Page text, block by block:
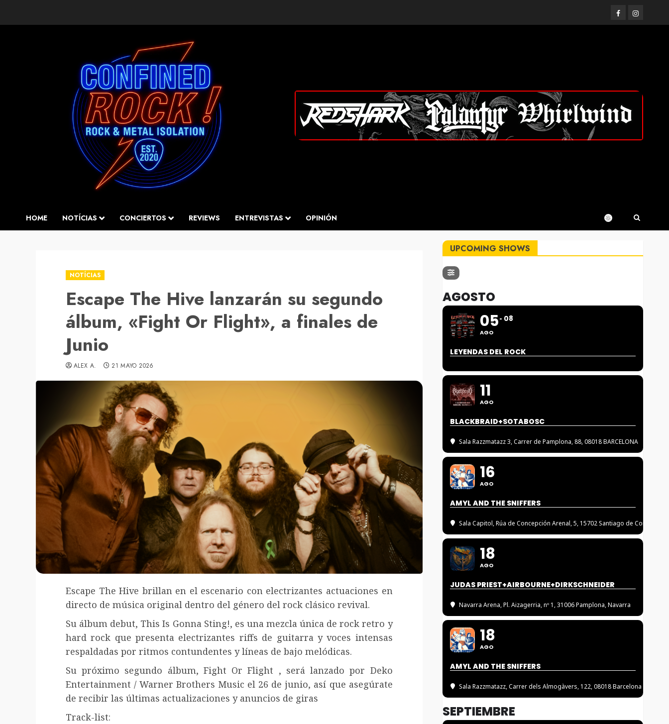
FacebookInstagram
HOME NOTÍCIAS CONCIERTOS REVIEWS ENTREVISTAS OPINIÓN
NOTÍCIAS
Escape The Hive lanzarán su segundo
álbum, «Fight Or Flight», a finales de
Junio
ALEX A. 21 MAYO 2026
Escape The Hive brillan en el escenario con electrizantes actuaciones en
directo de música original dentro del género del rock clásico revival.
Su álbum debut, This Is Gonna Sting!, es una mezcla única de rock retro y
hard rock que presenta electrizantes riffs de guitarra y voces intensas
respaldadas por ritmos contundentes y líneas de bajo melódicas.
Su próximo segundo álbum, Fight Or Flight , será lanzado por Deko
Entertainment / Warner Brothers Music el 26 de junio, así que asegúrate
de recibir las últimas actualizaciones y anuncios de giras
Track-list:
UPCOMING SHOWS
AGOSTO
05
AGO
08
LEYENDAS DEL ROCK
11
AGO
BLACKBRAID+SOTABOSC
Sala Razzmatazz 3, Carrer de Pamplona, 88, 08018 BARCELONA
16
AGO
AMYL AND THE SNIFFERS
Sala Capitol, Rúa de Concepción Arenal, 5, 15702 Santiago de
18
AGO
JUDAS PRIEST+AIRBOURNE+DIRKSCHNEIDER
Navarra Arena, Pl. Aizagerria, nº 1, 31006 Pamplona, Navarra
18
AGO
AMYL AND THE SNIFFERS
Sala Razzmatazz, Carrer dels Almogàvers, 122, 08018 Barcelona
SEPTIEMBRE